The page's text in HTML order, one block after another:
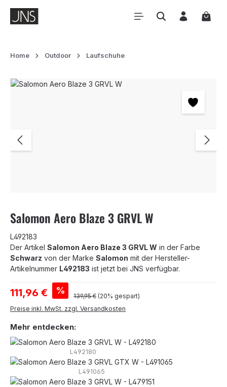
Zum Hauptinhalt springen
Home Outdoor Laufschuhe
Bildergalerie überspringen
Salomon Aero Blaze 3 GRVL W
L492183
Der Artikel Salomon Aero Blaze 3 GRVL W in der Farbe
Schwarz von der Marke Salomon mit der Hersteller-
Artikelnummer L492183 ist jetzt bei JNS verfügbar.
Verkaufspreis:
111,96 € % Regulärer Preis:
139,95 € (20% gespart)
Preise inkl. MwSt. zzgl. Versandkosten
Mehr entdecken:
L492180
L491065